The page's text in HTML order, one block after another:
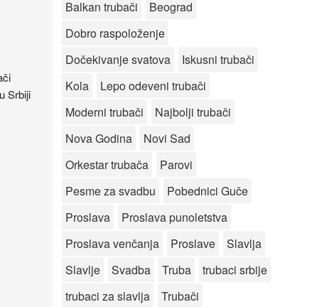
Srbiji
Balkan trubači
Beograd
Dobro raspoloženje
Dočekivanje svatova
Iskusni trubači
Kola
Lepo odeveni trubači
Moderni trubači
Najbolji trubači
Nova Godina
Novi Sad
Orkestar trubača
Parovi
Pesme za svadbu
Pobednici Guče
Proslava
Proslava punoletstva
Proslava venčanja
Proslave
Slavlja
Slavlje
Svadba Truba
trubaci srbije
trubaci za slavlja
Trubači